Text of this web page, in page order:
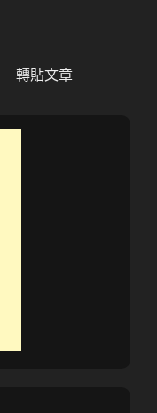
轉貼文章